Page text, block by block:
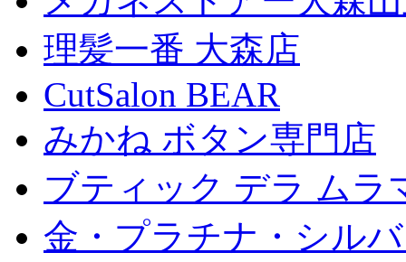
理髪一番 大森店
CutSalon BEAR
みかね ボタン専門店
ブティック デラ ムラ
金・プラチナ・シル